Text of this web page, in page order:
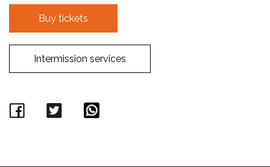
Buy tickets
Intermission services
Facebook
Twitter